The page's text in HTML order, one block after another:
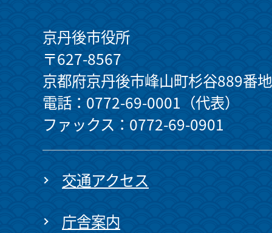
京丹後市役所
〒627-8567
京都府京丹後市峰山町杉谷889番地
電話：0772-69-0001（代表）
ファックス：0772-69-0901
交通アクセス
庁舎案内